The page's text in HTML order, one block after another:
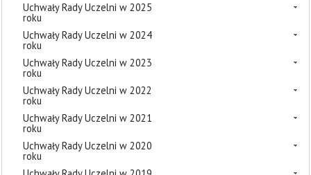
Uchwały Rady Uczelni w 2025
roku
Uchwały Rady Uczelni w 2024
roku
Uchwały Rady Uczelni w 2023
roku
Uchwały Rady Uczelni w 2022
roku
Uchwały Rady Uczelni w 2021
roku
Uchwały Rady Uczelni w 2020
roku